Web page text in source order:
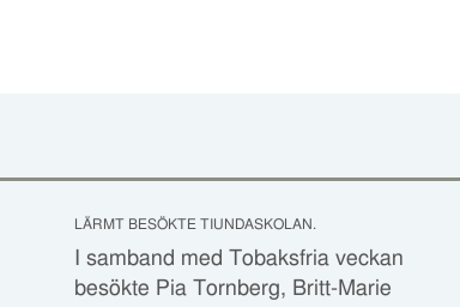
LÄRMT BESÖKTE TIUNDASKOLAN.
I samband med Tobaksfria veckan
besökte Pia Tornberg, Britt-Marie